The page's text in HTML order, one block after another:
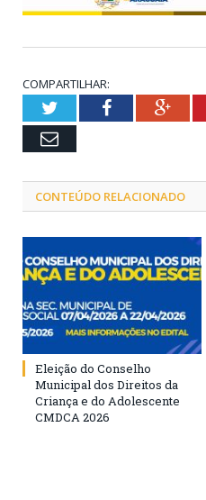
COMPARTILHAR:
TwitterFacebook
Email
CONTEÚDO RELACIONADO
Eleição do Conselho
Municipal dos Direitos da
Criança e do Adolescente
CMDCA 2026